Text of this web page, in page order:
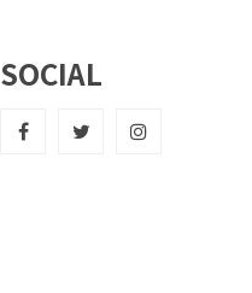
SOCIAL